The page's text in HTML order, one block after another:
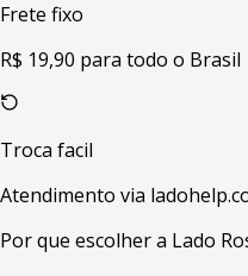
Frete fixo
R$ 19,90 para todo o Brasil
Troca facil
Atendimento via
Por que escolher a Lado